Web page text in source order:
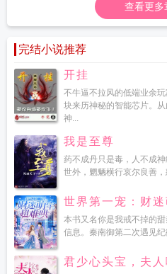
查看更多
完结小说推荐
开挂
不牛逼不拉风的低端业余
块来历神秘的智能芯片。
神...
我是至尊
药不成丹只是毒，人不成
世外，魍魉横行哀尔良善
世界第一宠：财
本书又名你是我戒不掉的
信息。秦南御第二次遇见
君少心头宝，夫